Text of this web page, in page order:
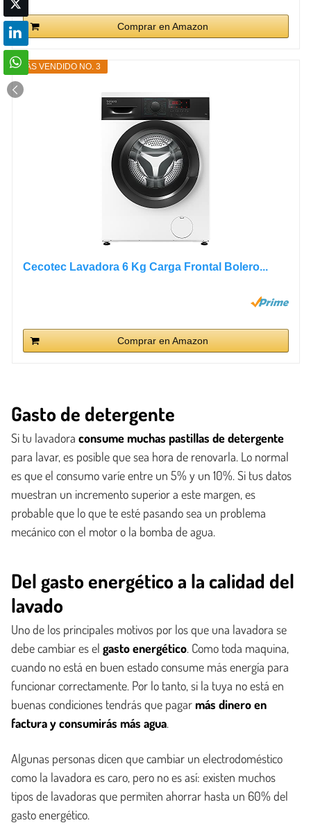
Comprar en Amazon
MÁS VENDIDO NO. 3
Cecotec Lavadora 6 Kg Carga Frontal Bolero...
Comprar en Amazon
Gasto de detergente
Si tu lavadora consume muchas pastillas de detergente
para lavar, es posible que sea hora de renovarla. Lo normal
es que el consumo varíe entre un 5% y un 10%. Si tus datos
muestran un incremento superior a este margen, es
probable que lo que te esté pasando sea un problema
mecánico con el motor o la bomba de agua.
Del gasto energético a la calidad del
lavado
Uno de los principales motivos por los que una lavadora se
debe cambiar es el gasto energético. Como toda maquina,
cuando no está en buen estado consume más energía para
funcionar correctamente. Por lo tanto, si la tuya no está en
buenas condiciones tendrás que pagarmás dinero en
factura y consumirás más agua.
Algunas personas dicen que cambiar un electrodoméstico
como la lavadora es caro, pero no es así: existen muchos
tipos de lavadoras que permiten ahorrar hasta un 60% del
gasto energético.